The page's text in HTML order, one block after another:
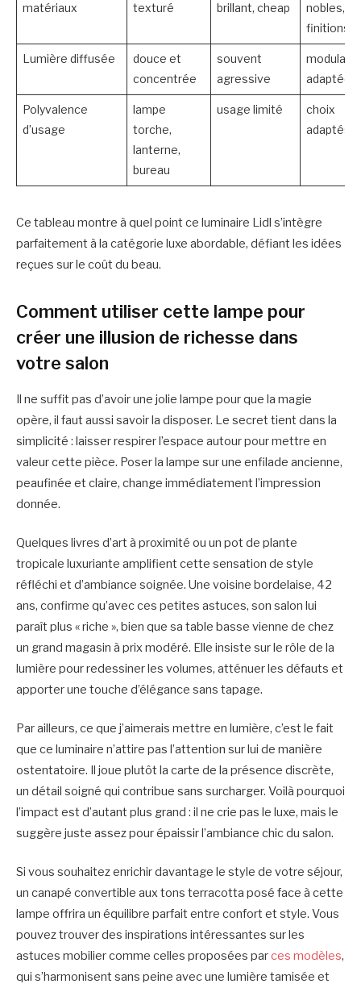
matériaux
texturé
brillant, cheap
nobles,
finitions
Lumière diffusée
douce et
concentrée
souvent
agressive
adaptée
Polyvalence
d’usage
lampe
torche,
lanterne,
bureau
usage limité
choix
adaptés
Ce tableau montre à quel point ce luminaire Lidl s’intègre
parfaitement à la catégorie luxe abordable, défiant les idées
reçues sur le coût du beau.
Comment utiliser cette lampe pour
créer une illusion de richesse dans
votre salon
Il ne suffit pas d’avoir une jolie lampe pour que la magie
opère, il faut aussi savoir la disposer. Le secret tient dans la
simplicité : laisser respirer l’espace autour pour mettre en
valeur cette pièce. Poser la lampe sur une enfilade ancienne,
peaufinée et claire, change immédiatement l’impression
donnée.
Quelques livres d’art à proximité ou un pot de plante
tropicale luxuriante amplifient cette sensation de style
réfléchi et d’ambiance soignée. Une voisine bordelaise, 42
ans, confirme qu’avec ces petites astuces, son salon lui
paraît plus « riche », bien que sa table basse vienne de chez
un grand magasin à prix modéré. Elle insiste sur le rôle de la
lumière pour redessiner les volumes, atténuer les défauts et
apporter une touche d’élégance sans tapage.
Par ailleurs, ce que j’aimerais mettre en lumière, c’est le fait
que ce luminaire n’attire pas l’attention sur lui de manière
ostentatoire. Il joue plutôt la carte de la présence discrète,
un détail soigné qui contribue sans surcharger. Voilà pourquoi
l’impact est d’autant plus grand : il ne crie pas le luxe, mais le
suggère juste assez pour épaissir l’ambiance chic du salon.
Si vous souhaitez enrichir davantage le style de votre séjour,
un canapé convertible aux tons terracotta posé face à cette
lampe offrira un équilibre parfait entre confort et style. Vous
pouvez trouver des inspirations intéressantes sur les
astuces mobilier comme celles proposées parces modèles,
qui s’harmonisent sans peine avec une lumière tamisée et